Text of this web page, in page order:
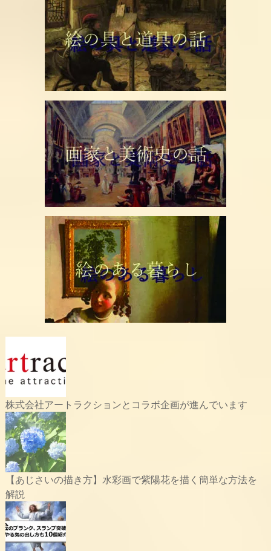
株式会社アートラクションとコラボ企画が進んでいます
【あじさいの描き方】水彩画で紫陽花を描く簡単な方法を
解説